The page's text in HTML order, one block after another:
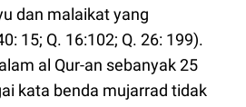
dan malaikat yang
15; Q. 16:102; Q. 26: 199).
al Qur-an sebanyak 25
kata benda mujarrad tidak